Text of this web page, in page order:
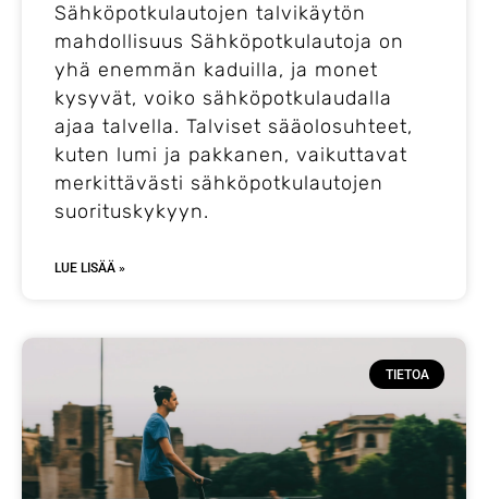
Sähköpotkulautojen talvikäytön
mahdollisuus Sähköpotkulautoja on
yhä enemmän kaduilla, ja monet
kysyvät, voiko sähköpotkulaudalla
ajaa talvella. Talviset sääolosuhteet,
kuten lumi ja pakkanen, vaikuttavat
merkittävästi sähköpotkulautojen
suorituskykyyn.
LUE LISÄÄ »
TIETOA